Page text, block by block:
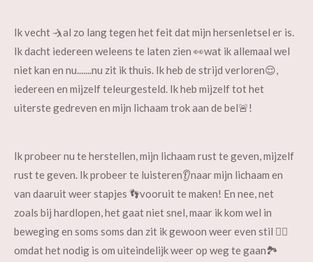
Ik vecht 🤺al zo lang tegen het feit dat mijn hersenletsel er is.
Ik dacht iedereen weleens te laten zien 👀wat ik allemaal wel
niet kan en nu.......nu zit ik thuis. Ik heb de strijd verloren😌,
iedereen en mijzelf teleurgesteld. Ik heb mijzelf tot het
uiterste gedreven en mijn lichaam trok aan de bel🚨!
Ik probeer nu te herstellen, mijn lichaam rust te geven, mijzelf
rust te geven. Ik probeer te luisteren👂naar mijn lichaam en
van daaruit weer stapjes 👣vooruit te maken! En nee, net
zoals bij hardlopen, het gaat niet snel, maar ik kom wel in
beweging en soms soms dan zit ik gewoon weer even stil 🧘‍♀️
omdat het nodig is om uiteindelijk weer op weg te gaan🏞